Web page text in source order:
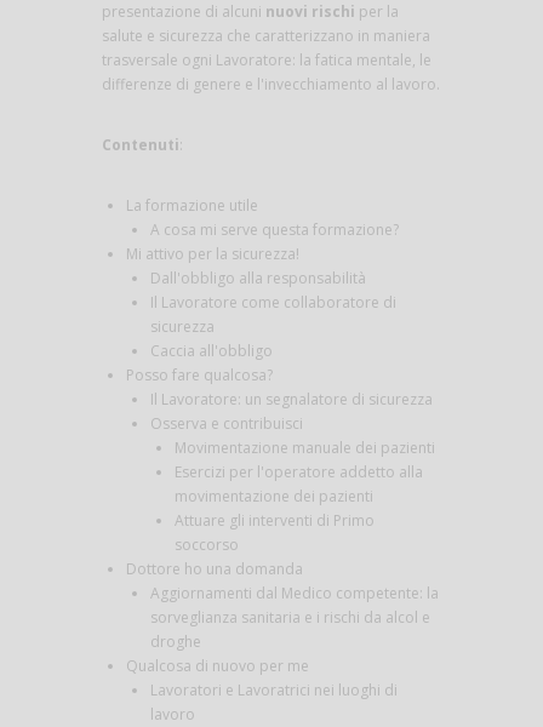
presentazione di alcuni nuovi rischi per la
salute e sicurezza che caratterizzano in maniera
trasversale ogni Lavoratore: la fatica mentale, le
differenze di genere e l'invecchiamento al lavoro.
Contenuti:
La formazione utile
A cosa mi serve questa formazione?
Mi attivo per la sicurezza!
Dall'obbligo alla responsabilità
Il Lavoratore come collaboratore di
sicurezza
Caccia all'obbligo
Posso fare qualcosa?
Il Lavoratore: un segnalatore di sicurezza
Osserva e contribuisci
Movimentazione manuale dei pazienti
Esercizi per l'operatore addetto alla
movimentazione dei pazienti
Attuare gli interventi di Primo
soccorso
Dottore ho una domanda
Aggiornamenti dal Medico competente: la
sorveglianza sanitaria e i rischi da alcol e
droghe
Qualcosa di nuovo per me
Lavoratori e Lavoratrici nei luoghi di
lavoro